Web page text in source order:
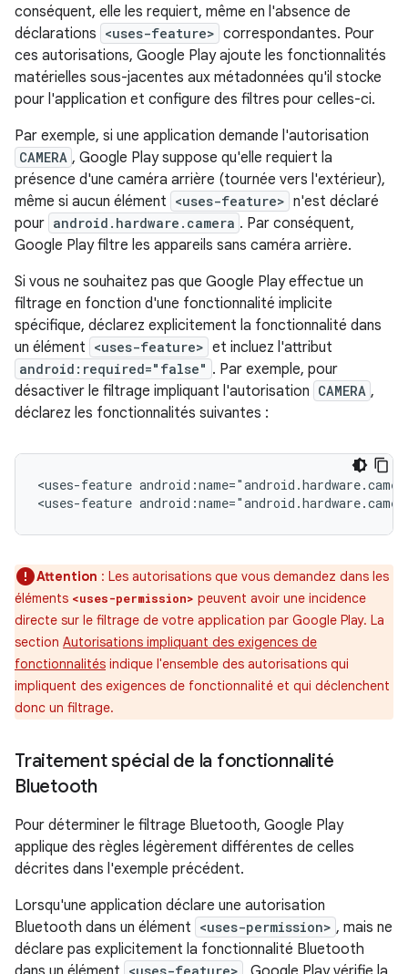
conséquent, elle les requiert, même en l'absence de
déclarations <uses-feature> correspondantes. Pour
ces autorisations, Google Play ajoute les fonctionnalités
matérielles sous-jacentes aux métadonnées qu'il stocke
pour l'application et configure des filtres pour celles-ci.
Par exemple, si une application demande l'autorisation
CAMERA , Google Play suppose qu'elle requiert la
présence d'une caméra arrière (tournée vers l'extérieur),
même si aucun élément <uses-feature> n'est déclaré
pour android.hardware.camera . Par conséquent,
Google Play filtre les appareils sans caméra arrière.
Si vous ne souhaitez pas que Google Play effectue un
filtrage en fonction d'une fonctionnalité implicite
spécifique, déclarez explicitement la fonctionnalité dans
un élément <uses-feature> et incluez l'attribut
android:required="false" . Par exemple, pour
désactiver le filtrage impliquant l'autorisation CAMERA ,
déclarez les fonctionnalités suivantes :
<uses-feature
<uses-feature
Attention : Les autorisations que vous demandez dans les
éléments <uses-permission> peuvent avoir une incidence
directe sur le filtrage de votre application par Google Play. La
section Autorisations impliquant des exigences de
fonctionnalités indique l'ensemble des autorisations qui
impliquent des exigences de fonctionnalité et qui déclenchent
donc un filtrage.
Traitement spécial de la fonctionnalité
Bluetooth
Pour déterminer le filtrage Bluetooth, Google Play
applique des règles légèrement différentes de celles
décrites dans l'exemple précédent.
Lorsqu'une application déclare une autorisation
Bluetooth dans un élément <uses-permission> , mais ne
déclare pas explicitement la fonctionnalité Bluetooth